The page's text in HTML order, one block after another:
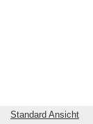
Standard Ansicht